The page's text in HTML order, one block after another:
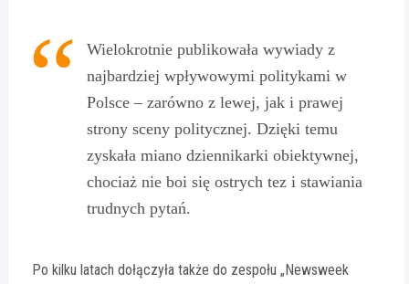
Wielokrotnie publikowała wywiady z
najbardziej wpływowymi politykami w
Polsce – zarówno z lewej, jak i prawej
strony sceny politycznej. Dzięki temu
zyskała miano dziennikarki obiektywnej,
chociaż nie boi się ostrych tez i stawiania
trudnych pytań.
Po kilku latach dołączyła także do zespołu „Newsweek